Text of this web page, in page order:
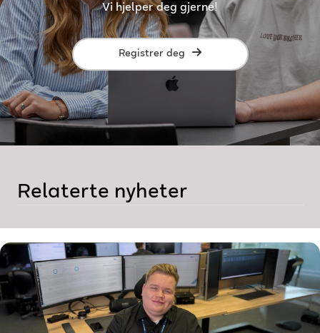
Vi hjelper deg gjerne!
Registrer deg
Relaterte nyheter